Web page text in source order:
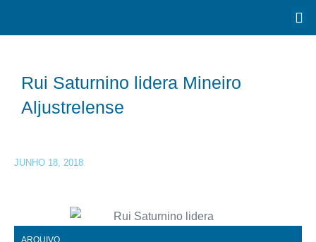
Rui Saturnino lidera Mineiro
Aljustrelense
JUNHO 18, 2018